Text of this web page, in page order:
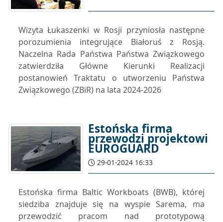
Wizyta Łukaszenki w Rosji przyniosła następne
porozumienia integrujące Białoruś z Rosją.
Naczelna Rada Państwa Państwa Związkowego
zatwierdziła Główne Kierunki Realizacji
postanowień Traktatu o utworzeniu Państwa
Związkowego (ZBiR) na lata 2024-2026
Estońska firma
przewodzi projektowi
EUROGUARD
29-01-2024 16:33
Estońska firma Baltic Workboats (BWB), której
siedziba znajduje się na wyspie Sarema, ma
przewodzić pracom nad prototypową